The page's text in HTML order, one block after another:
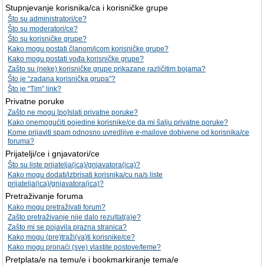
Stupnjevanje korisnika/ca i korisničke grupe
Što su administratori/ce?
Što su moderatori/ce?
Što su korisničke grupe?
Kako mogu postati članom/icom korisničke grupe?
Kako mogu postati vođa korisničke grupe?
Zašto su (neke) korisničke grupe prikazane različitim bojama?
Što je “zadana korisnička grupa”?
Što je “Tim” link?
Privatne poruke
Zašto ne mogu [po]slati privatne poruke?
Kako onemogućiti pojedine korisnike/ce da mi šalju privatne poruke?
Kome prijaviti spam odnosno uvredljive e-mailove dobivene od korisnika/ce
foruma?
Prijatelji/ce i gnjavatori/ce
Što su liste prijatelja(ica)/gnjavatora(ica)?
Kako mogu dodati/izbrisati korisnika/cu na/s liste
prijatelja(ica)/gnjavatora(ica)?
Pretraživanje foruma
Kako mogu pretraživati forum?
Zašto pretraživanje nije dalo rezultat(a)e?
Zašto mi se pojavila prazna stranica?
Kako mogu (pre)traži(va)ti korisnike/ce?
Kako mogu pronaći (sve) vlastite postove/teme?
Pretplata/e na temu/e i bookmarkiranje tema/e